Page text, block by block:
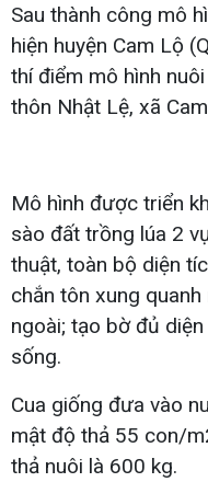
Sau thành công mô
hiện huyện Cam Lộ
thí điểm mô hình
thôn Nhật Lệ, xã
Mô hình được triển
sào đất trồng lúa 2
thuật, toàn bộ diện
chắn tôn xung
ngoài; tạo bờ đủ
sống.
Cua giống đưa vào
mật độ thả 55 con/
thả nuôi là 600 kg.